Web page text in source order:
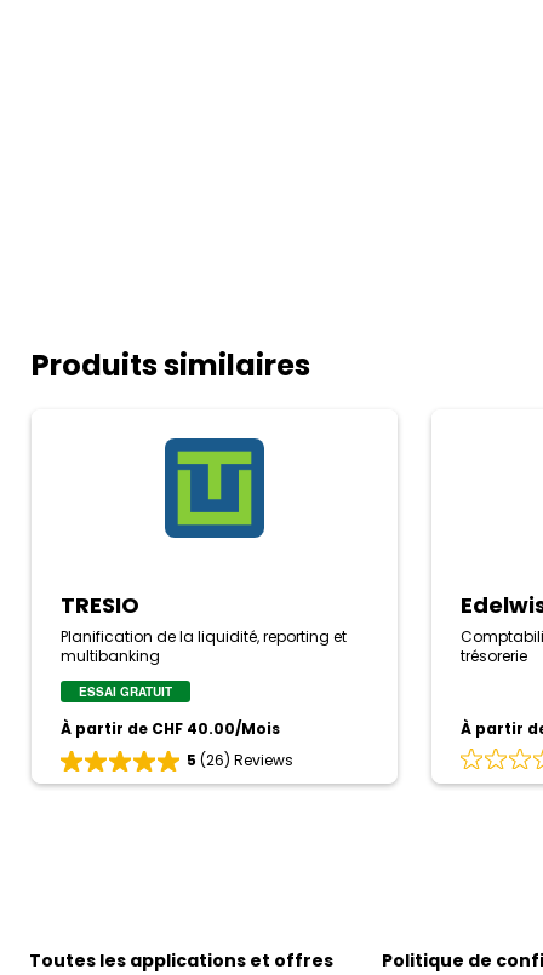
Produits similaires
TRESIO
TRESIO
Planification de la liquidité, reporting et
multibanking
ESSAI GRATUIT
À partir de CHF 40.00/Mois
5 (26) Reviews
Évaluation
5
Edelwise
trésorerie
À partir
Évaluation
0
Toutes les applications et offres Politique de